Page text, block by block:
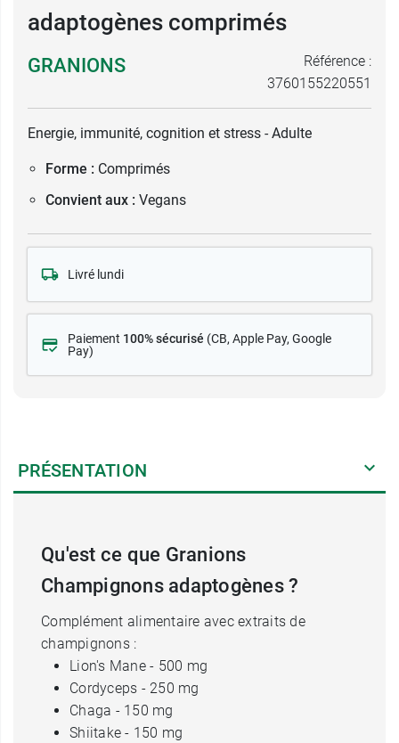
adaptogènes comprimés
GRANIONS
Référence :
3760155220551
Energie, immunité, cognition et stress - Adulte
Forme : Comprimés
Convient aux : Vegans
Livré lundi
Paiement 100% sécurisé (CB, Apple Pay, Google
Pay)
PRÉSENTATION
Qu'est ce que Granions
Champignons adaptogènes ?
Complément alimentaire avec extraits de
champignons :
Lion's Mane - 500 mg
Cordyceps - 250 mg
Chaga - 150 mg
Shiitake - 150 mg